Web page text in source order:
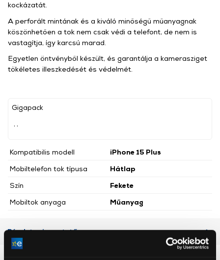
Gigapack
Kompatibilis modell
iPhone 15 Plus
Mobiltelefon tok típusa
Hátlap
Szín
Fekete
Mobiltok anyaga
Műanyag
kockázatát.
A perforált mintának és a kiváló minőségű műanyagnak
köszönhetően a tok nem csak védi a telefont, de nem is
vastagítja, így karcsú marad.
Egyetlen öntvényből készült, és garantálja a kamerasziget
tökéletes illeszkedését és védelmét.
Részletes ismertető